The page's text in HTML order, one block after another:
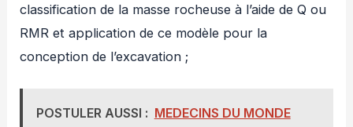
classification de la masse rocheuse à l’aide de Q ou
RMR et application de ce modèle pour la
conception de l’excavation ;
POSTULER AUSSI : MEDECINS DU MONDE